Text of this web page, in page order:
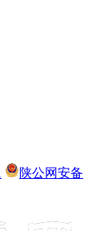
陕公网安备